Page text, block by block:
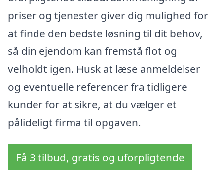
priser og tjenester giver dig mulighed for
at finde den bedste løsning til dit behov,
så din ejendom kan fremstå flot og
velholdt igen. Husk at læse anmeldelser
og eventuelle referencer fra tidligere
kunder for at sikre, at du vælger et
pålideligt firma til opgaven.
Få 3 tilbud, gratis og uforpligtende